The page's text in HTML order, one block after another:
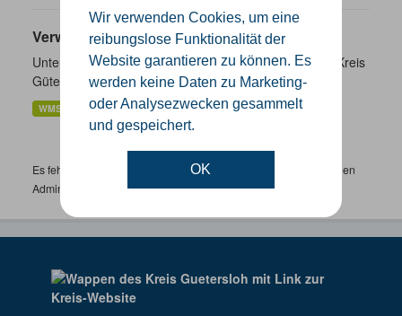
Wir verwenden Cookies, um eine
reibungslose Funktionalität der
Website garantieren zu können. Es
werden keine Daten zu Marketing-
oder Analysezwecken gesammelt
und gespeichert.
OK
Verwaltungsgrenzen
Unterschiedliche Ebenen der Verwaltungsgrenzen im Kreis
Gütersloh
WMS SHP GeoJSON KML
Es fehlen spezifische Datensätze? Wenden Sie sich bitte an einen
Administrator unter:support.gis@kreis-guetersloh.de